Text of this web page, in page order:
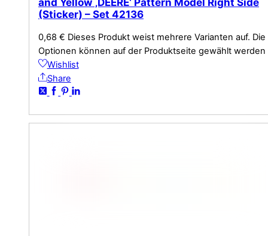
(Sticker) – Set 42136
0,68 € Dieses Produkt weist mehrere Varianten auf. Die
Optionen können auf der Produktseite gewählt werden
Wishlist
Share